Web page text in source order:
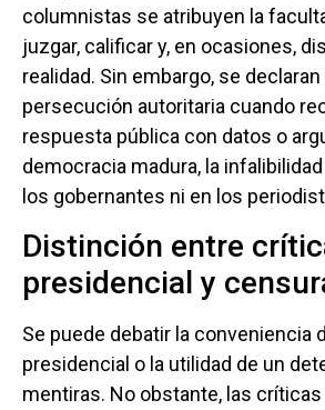
columnistas se atribuyen la
juzgar, calificar y, en ocasiones,
realidad. Sin embargo, se
persecución autoritaria cuando
respuesta pública con datos o
democracia madura, la
los gobernantes ni en los
Distinción entre
presidencial y
Se puede debatir la conveniencia
presidencial o la utilidad de un
mentiras. No obstante, las críticas